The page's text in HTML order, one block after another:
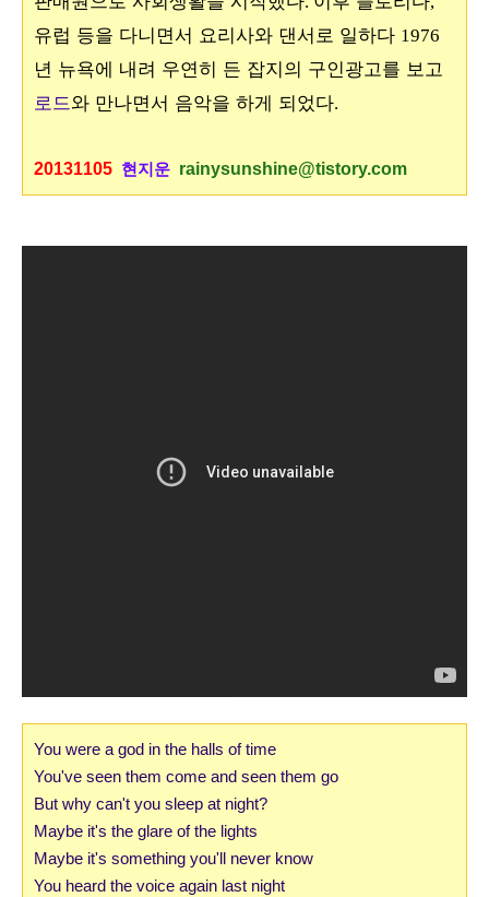
유럽 등을 다니면서 요리사와 댄서로 일하다 1976
년 뉴욕에 내려 우연히 든 잡지의 구인광고를 보고
로드와 만나면서 음악을 하게 되었다.
20131105 현지운 rainysunshine@tistory.com
You were a god in the halls of time
You've seen them come and seen them go
But why can't you sleep at night?
Maybe it's the glare of the lights
Maybe it's something you'll never know
You heard the voice again last night